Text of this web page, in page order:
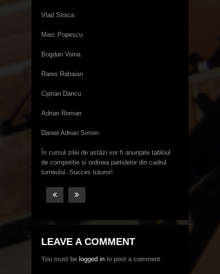
Vlad Stoica
Marc Popescu
Bogdan Voina
Rares Rahaian
Ciprian Dancu
Adrian Roman
Daniel Adrian Simon
În cursul zilei de astăzi vor fi anunțate tabloul
de competiție și ordinea partidelor din cadrul
turneului. Succes tuturor!
LEAVE A COMMENT
You must be logged in to post a comment.